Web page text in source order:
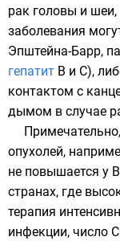
рак головы и шеи,
заболевания
Эпштейна-Барр,
гепатит В и С),
контактом с
дымом в случае
опухолей,
не повышается у
странах, где
терапия
инфекции, число